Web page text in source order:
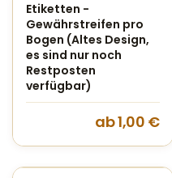
Etiketten -
Gewährstreifen pro
Bogen (Altes Design,
es sind nur noch
Restposten
verfügbar)
ab1,00 €